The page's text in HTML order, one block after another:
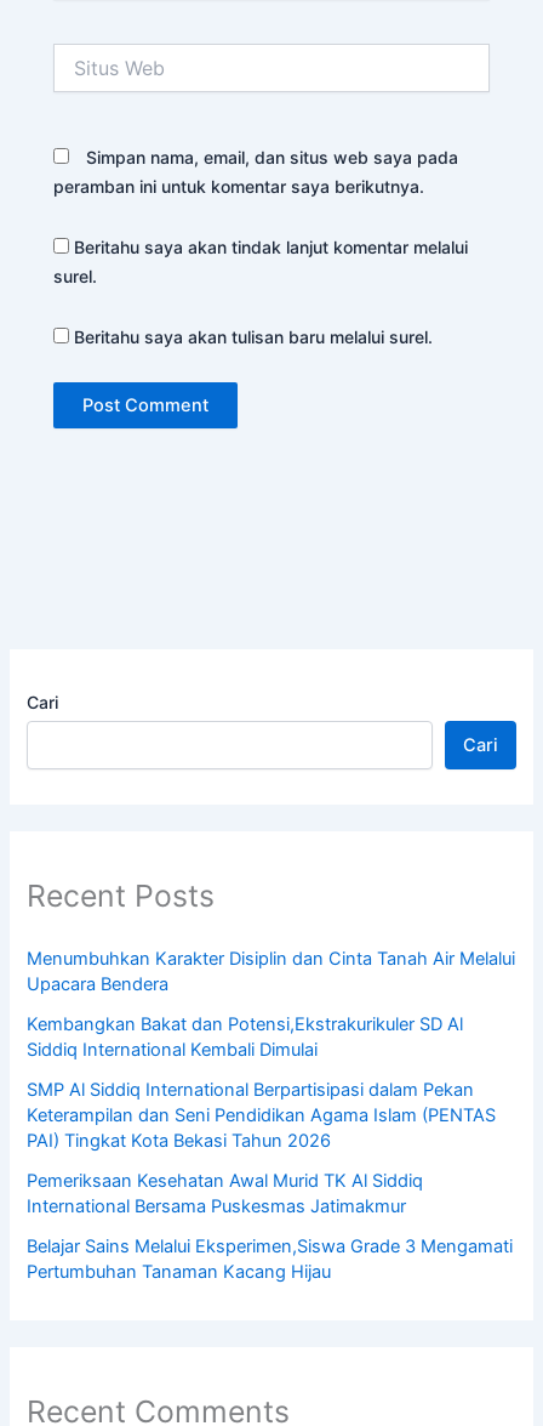
Web
Simpan nama, email, dan situs web saya pada
peramban ini untuk komentar saya berikutnya.
Beritahu saya akan tindak lanjut komentar melalui
surel.
Beritahu saya akan tulisan baru melalui surel.
Cari
Cari
Recent Posts
Menumbuhkan Karakter Disiplin dan Cinta Tanah Air Melalui
Upacara Bendera
Kembangkan Bakat dan Potensi,Ekstrakurikuler SD Al
Siddiq International Kembali Dimulai
SMP Al Siddiq International Berpartisipasi dalam Pekan
Keterampilan dan Seni Pendidikan Agama Islam (PENTAS
PAI) Tingkat Kota Bekasi Tahun 2026
Pemeriksaan Kesehatan Awal Murid TK Al Siddiq
International Bersama Puskesmas Jatimakmur
Belajar Sains Melalui Eksperimen,Siswa Grade 3 Mengamati
Pertumbuhan Tanaman Kacang Hijau
Recent Comments